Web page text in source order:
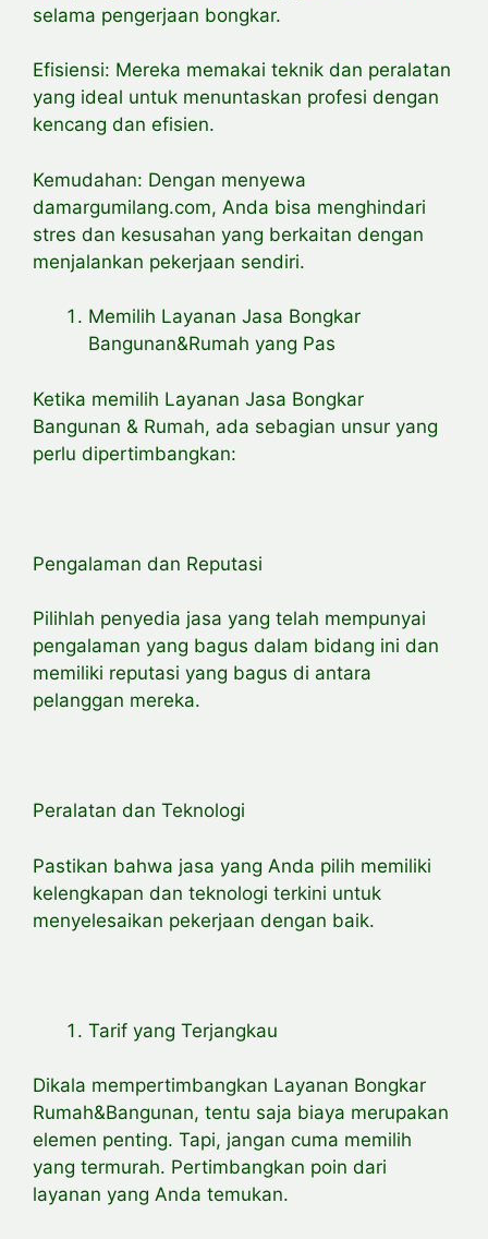
selama pengerjaan bongkar.
Efisiensi: Mereka memakai teknik dan peralatan
yang ideal untuk menuntaskan profesi dengan
kencang dan efisien.
Kemudahan: Dengan menyewa
damargumilang.com, Anda bisa menghindari
stres dan kesusahan yang berkaitan dengan
menjalankan pekerjaan sendiri.
Memilih Layanan Jasa Bongkar
Bangunan&Rumah yang Pas
Ketika memilih Layanan Jasa Bongkar
Bangunan & Rumah, ada sebagian unsur yang
perlu dipertimbangkan:
Pengalaman dan Reputasi
Pilihlah penyedia jasa yang telah mempunyai
pengalaman yang bagus dalam bidang ini dan
memiliki reputasi yang bagus di antara
pelanggan mereka.
Peralatan dan Teknologi
Pastikan bahwa jasa yang Anda pilih memiliki
kelengkapan dan teknologi terkini untuk
menyelesaikan pekerjaan dengan baik.
Tarif yang Terjangkau
Dikala mempertimbangkan Layanan Bongkar
Rumah&Bangunan, tentu saja biaya merupakan
elemen penting. Tapi, jangan cuma memilih
yang termurah. Pertimbangkan poin dari
layanan yang Anda temukan.